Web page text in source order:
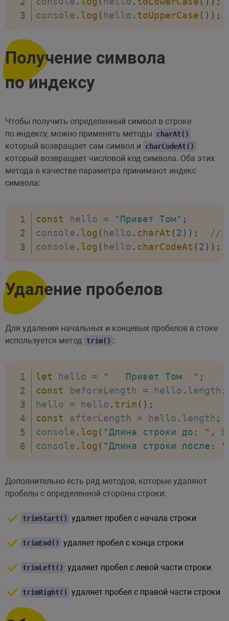
console . log ( hello . toUpperCase ( ) ) ;
Получение символа
по индексу
Чтобы получить определенный символ в строке
по индексу, можно применять методы
charAt()
который возвращает сам символ и charCodeAt()
который возвращает числовой код символа. Оба этих
метода в качестве параметра принимают индекс
символа:
const hello = "Привет Том" ;
console . log ( hello . charAt (2) ) ;
//
console . log ( hello . charCodeAt (2) ) ;
Удаление пробелов
Для удаления начальных и концевых пробелов в стоке
используется метод
trim() :
let hello = "   Привет Том  " ;
const beforeLength = hello . length ;
hello = hello . trim ( ) ;
const afterLength = hello . length ;
console . log ( "Длина строки до: " ,
console . log ( "Длина строки после: "
Дополнительно есть ряд методов, которые удаляют
пробелы с определенной стороны строки:
trimStart() удаляет пробел с начала строки
trimEnd() удаляет пробел с конца строки
trimLeft() удаляет пробел с левой части строки
trimRight() удаляет пробел с правой части строки